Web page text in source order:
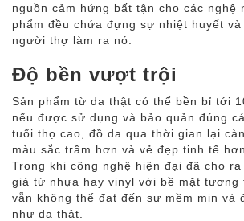
nguồn cảm hứng bất tận cho các nghệ
phẩm đều chứa đựng sự nhiệt huyết và
người thợ làm ra nó.
Độ bền vượt trội
Sản phẩm từ da thật có thể bền bỉ tới
nếu được sử dụng và bảo quản đúng
tuổi thọ cao, đồ da qua thời gian lại
màu sắc trầm hơn và vẻ đẹp tinh tế
Trong khi công nghệ hiện đại đã cho
giả từ nhựa hay vinyl với bề mặt tương
vẫn không thể đạt đến sự mềm mịn và
như da thật.